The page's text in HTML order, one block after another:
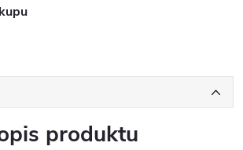
produktu